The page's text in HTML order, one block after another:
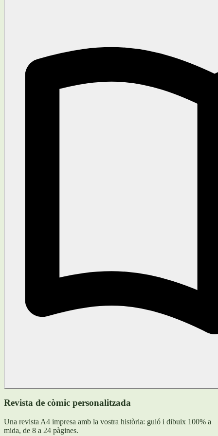
Revista de còmic personalitzada
Una revista A4 impresa amb la vostra història: guió i dibuix 100% a
mida, de 8 a 24 pàgines.